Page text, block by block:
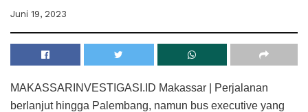
Juni 19, 2023
MAKASSARINVESTIGASI.ID Makassar | Perjalanan
berlanjut hingga Palembang, namun bus executive yang